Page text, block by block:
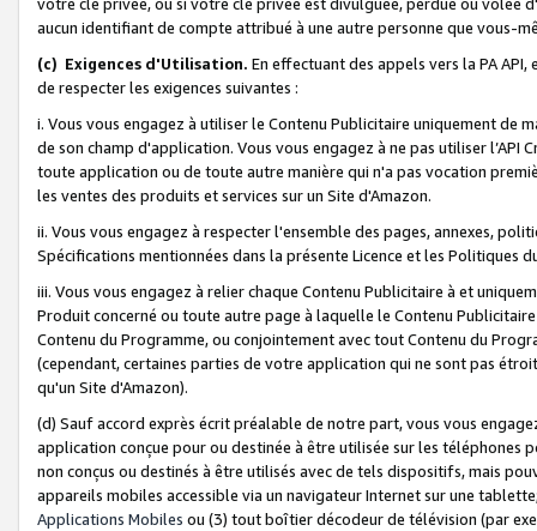
aucun identifiant de compte attribué à une autre personne que vous-
(c) Exigences d'Utilisation. En effectuant des appels vers la PA
de respecter les exigences suivantes :
i. Vous vous engagez à utiliser le Contenu Publicitaire uniquement de
de son champ d'application. Vous vous engagez à ne pas utiliser l’API
toute application ou de toute autre manière qui n'a pas vocation
les ventes des produits et services sur un Site d'Amazon.
ii. Vous vous engagez à respecter l'ensemble des pages, annexes,
Spécifications mentionnées dans la présente Licence et les Politiques
iii. Vous vous engagez à relier chaque Contenu Publicitaire à et
Produit concerné ou toute autre page à laquelle le Contenu
Contenu du Programme, ou conjointement avec tout Contenu du
(cependant, certaines parties de votre application qui ne sont pas
qu'un Site d'Amazon).
(d) Sauf accord exprès écrit préalable de notre part, vous vous
application conçue pour ou destinée à être utilisée sur les téléphones
non conçus ou destinés à être utilisés avec de tels dispositifs, mais
appareils mobiles accessible via un navigateur Internet sur une
Applications Mobiles ou (3) tout boîtier décodeur de télévision (par